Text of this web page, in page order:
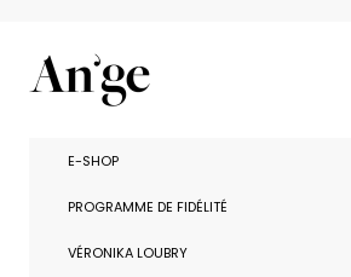
Ange Paris
E-SHOP
PROGRAMME DE FIDÉLITÉ
VÉRONIKA LOUBRY